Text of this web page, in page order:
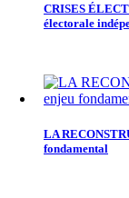
CRISES
électorale
LA
fondamental